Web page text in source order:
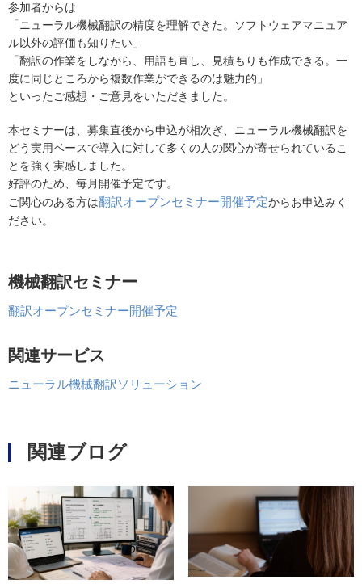
参加者からは
「ニューラル機械翻訳の精度を理解できた。ソフトウェアマニュア
ル以外の評価も知りたい」
「翻訳の作業をしながら、用語も直し、見積もりも作成できる。一
度に同じところから複数作業ができるのは魅力的」
といったご感想・ご意見をいただきました。
本セミナーは、募集直後から申込が相次ぎ、ニューラル機械翻訳を
どう実用ベースで導入に対して多くの人の関心が寄せられているこ
とを強く実感しました。
好評のため、毎月開催予定です。
ご関心のある方は翻訳オープンセミナー開催予定からお申込みく
ださい。
機械翻訳セミナー
翻訳オープンセミナー開催予定
関連サービス
ニューラル機械翻訳ソリューション
関連ブログ